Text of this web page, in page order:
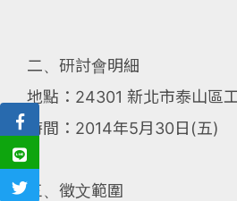
二、研討會明細
地點：24301 新北市泰山區
時間：2014年5月30日(五)
三、徵文範圍